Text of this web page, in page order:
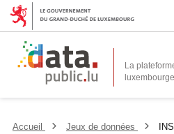
La
Accueil Jeux de données